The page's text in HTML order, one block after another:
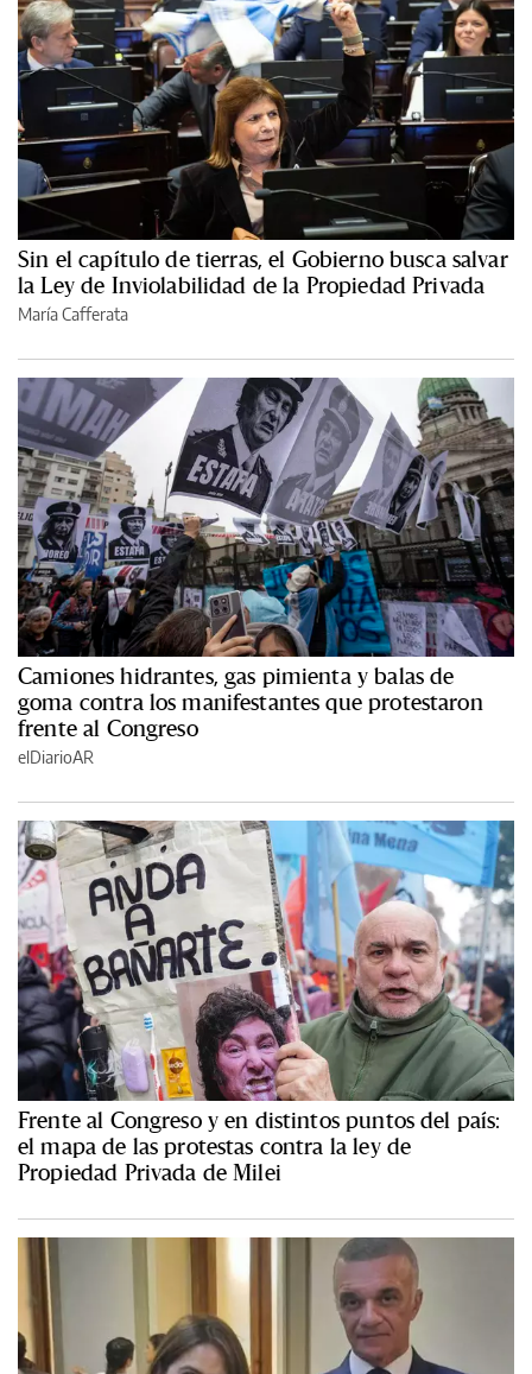
Sin el capítulo de tierras, el Gobierno busca salvar
la Ley de Inviolabilidad de la Propiedad Privada
María Cafferata
Camiones hidrantes, gas pimienta y balas de
goma contra los manifestantes que protestaron
frente al Congreso
elDiarioAR
Frente al Congreso y en distintos puntos del país:
el mapa de las protestas contra la ley de
Propiedad Privada de Milei